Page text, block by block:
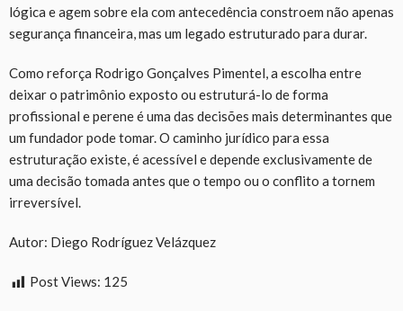
lógica e agem sobre ela com antecedência constroem não apenas
segurança financeira, mas um legado estruturado para durar.
Como reforça Rodrigo Gonçalves Pimentel, a escolha entre
deixar o patrimônio exposto ou estruturá-lo de forma
profissional e perene é uma das decisões mais determinantes que
um fundador pode tomar. O caminho jurídico para essa
estruturação existe, é acessível e depende exclusivamente de
uma decisão tomada antes que o tempo ou o conflito a tornem
irreversível.
Autor: Diego Rodríguez Velázquez
Post Views: 125